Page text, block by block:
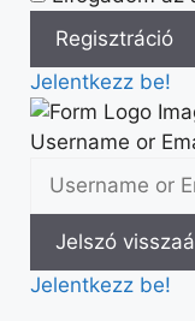
Jelentkezz be!
Username or
Jelentkezz be!